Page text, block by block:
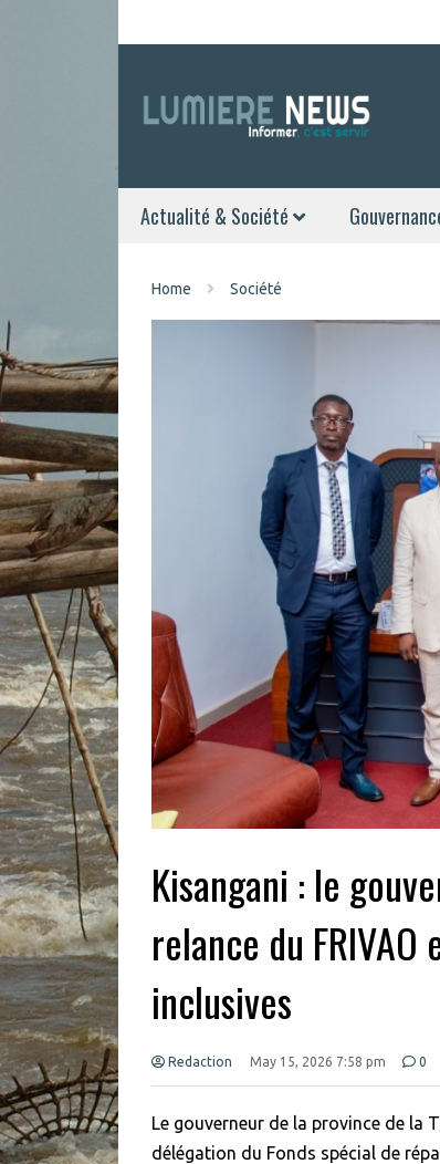
Actualité & Société
Home Société
Kisangani : le
relance du
inclusives
Redaction May 15, 2026 7:58 pm 0
Le gouverneur de la province de la
délégation du Fonds spécial de